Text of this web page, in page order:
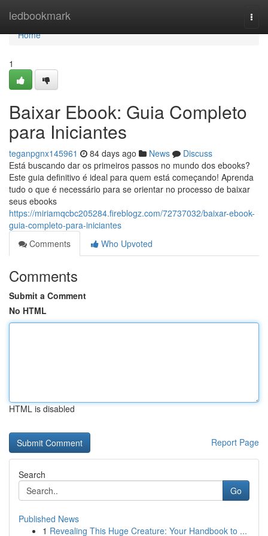
ledbookmark
Home
Home
1
Baixar Ebook: Guia Completo
para Iniciantes
teganpgnx145961 84 days ago News
Discuss
Está buscando dar os primeiros passos no mundo dos ebooks?
Este guia definitivo é ideal para quem está começando! Aprenda
tudo o que é necessário para se orientar no processo de baixar
seus ebooks
https://miriamqcbc205284.fireblogz.com/72737032/baixar-ebook-
guia-completo-para-iniciantes
Comments
Who Upvoted
Comments
Submit a Comment
No HTML
HTML is disabled
Report Page
Search
Go
Published News
1 Revealing This Huge Creature: Your Handbook to ...